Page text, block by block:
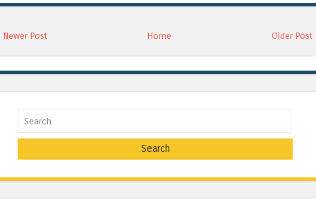
Newer Post Older Post
Home
Search